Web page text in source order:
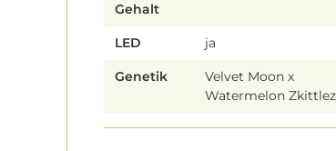
Gehalt
LED ja
Genetik
Velvet Moon x
Watermelon Zkittlez